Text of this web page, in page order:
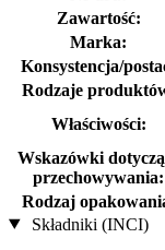
Zawartość:
Marka:
Konsystencja/
Rodzaje
Właściwości:
Wskazówki
przechowywania:
Rodzaj
Składniki (INCI)